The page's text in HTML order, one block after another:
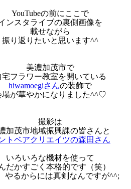
YouTubeの前にここで
ンスタライブの裏側画像を
載せながら
振り返りたいと思います^^
美濃加茂市で
宅フラワー教室を開いている
hiwamoegiさんの装飾で
場が華やかになりました^^♡
撮影は
加茂市地域振興課の皆さんと
トベアクリエイツの森田さん
いろいろな機材を使って
だかすごく本格的です（笑）
やるからには真剣なんですが^^;